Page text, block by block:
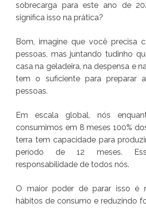
sobrecarga para este ano de
significa isso na prática?
Bom, imagine que você precisa
pessoas, mas juntando tudinho
casa na geladeira, na despensa e
tem o suficiente para preparar
pessoas.
Em escala global, nós
consumimos em 8 meses 100%
terra tem capacidade para
período de 12 meses.
responsabilidade de todos nós.
O maior poder de parar isso é
hábitos de consumo e reduzindo